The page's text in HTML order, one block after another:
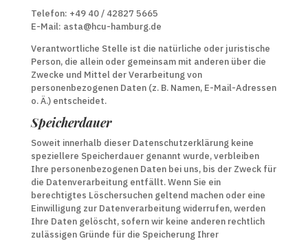
Telefon: +49 40 / 42827 5665
E-Mail: asta@hcu-hamburg.de
Verantwortliche Stelle ist die natürliche oder juristische
Person, die allein oder gemeinsam mit anderen über die
Zwecke und Mittel der Verarbeitung von
personenbezogenen Daten (z. B. Namen, E-Mail-Adressen
o. Ä.) entscheidet.
Speicherdauer
Soweit innerhalb dieser Datenschutzerklärung keine
speziellere Speicherdauer genannt wurde, verbleiben
Ihre personenbezogenen Daten bei uns, bis der Zweck für
die Datenverarbeitung entfällt. Wenn Sie ein
berechtigtes Löschersuchen geltend machen oder eine
Einwilligung zur Datenverarbeitung widerrufen, werden
Ihre Daten gelöscht, sofern wir keine anderen rechtlich
zulässigen Gründe für die Speicherung Ihrer